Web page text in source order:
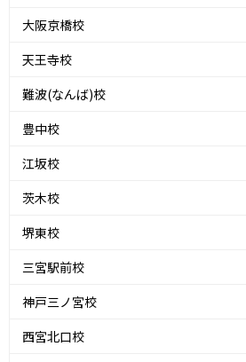
大阪京橋校
天王寺校
難波(なんば)校
豊中校
江坂校
茨木校
堺東校
三宮駅前校
神戸三ノ宮校
西宮北口校